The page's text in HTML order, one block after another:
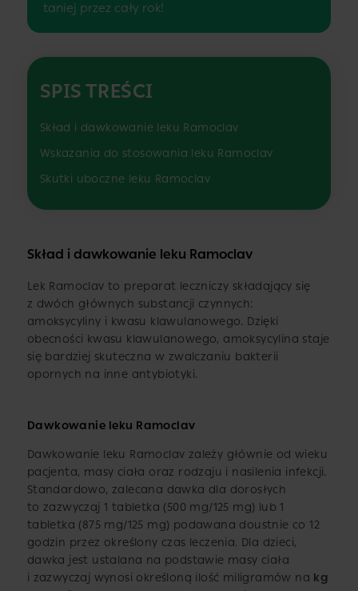
taniej przez cały rok!
SPIS TREŚCI
Skład i dawkowanie leku Ramoclav
Wskazania do stosowania leku Ramoclav
Skutki uboczne leku Ramoclav
Skład i dawkowanie leku Ramoclav
Lek Ramoclav to preparat leczniczy składający się
z dwóch głównych substancji czynnych:
amoksycyliny i kwasu klawulanowego. Dzięki
obecności kwasu klawulanowego, amoksycylina staje
się bardziej skuteczna w zwalczaniu bakterii
opornych na inne antybiotyki.
Dawkowanie leku Ramoclav
Dawkowanie leku Ramoclav zależy głównie od wieku
pacjenta, masy ciała oraz rodzaju i nasilenia infekcji.
Standardowo, zalecana dawka dla dorosłych
to zazwyczaj 1 tabletka (500 mg/125 mg) lub 1
tabletka (875 mg/125 mg) podawana doustnie co 12
godzin przez określony czas leczenia. Dla dzieci,
dawka jest ustalana na podstawie masy ciała
i zazwyczaj wynosi określoną ilość miligramów na kg